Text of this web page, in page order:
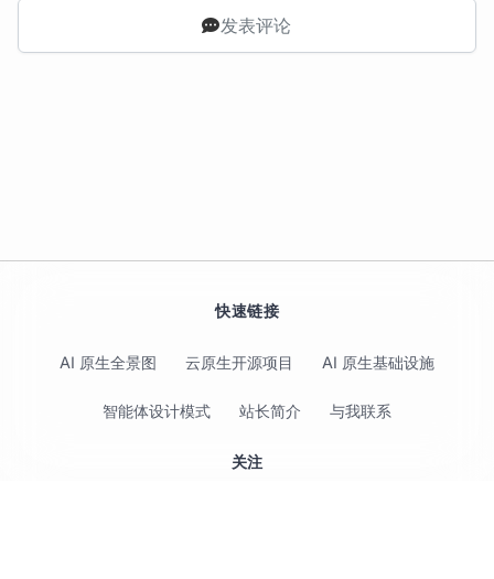
发表评论
快速链接
AI 原生全景图 云原生开源项目 AI 原生基础设施
智能体设计模式 站长简介 与我联系
关注